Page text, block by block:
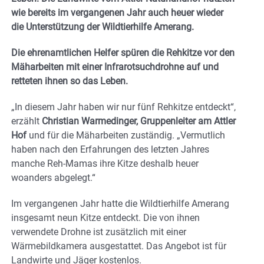
wie bereits im vergangenen Jahr auch heuer wieder
die Unterstützung der Wildtierhilfe Amerang.
Die ehrenamtlichen Helfer spüren die Rehkitze vor den
Mäharbeiten mit einer Infrarotsuchdrohne auf und
retteten ihnen so das Leben.
„In diesem Jahr haben wir nur fünf Rehkitze entdeckt“,
erzählt Christian Warmedinger, Gruppenleiter am Attler
Hofund für die Mäharbeiten zuständig. „Vermutlich
haben nach den Erfahrungen des letzten Jahres
manche Reh-Mamas ihre Kitze deshalb heuer
woanders abgelegt.“
Im vergangenen Jahr hatte die Wildtierhilfe Amerang
insgesamt neun Kitze entdeckt. Die von ihnen
verwendete Drohne ist zusätzlich mit einer
Wärmebildkamera ausgestattet. Das Angebot ist für
Landwirte und Jäger kostenlos.